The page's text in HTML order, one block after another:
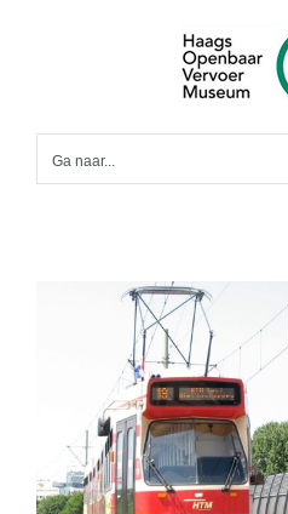
Ga naar...